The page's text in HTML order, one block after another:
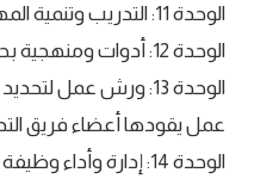
الوحدة 11: التدريب وتنمية المهارات
الوحدة 12: أدوات ومنهجية بحث إدارة الموارد البشرية
الوحدة 13: ورش عمل
عمل يقودها أعضاء فريق
الوحدة 14: إدارة وأداء وظيفة الموارد البشرية